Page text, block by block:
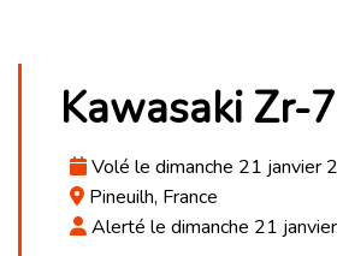
Kawasaki Zr-7
Volé le dimanche 21 janvier
Pineuilh, France
Alerté le dimanche 21